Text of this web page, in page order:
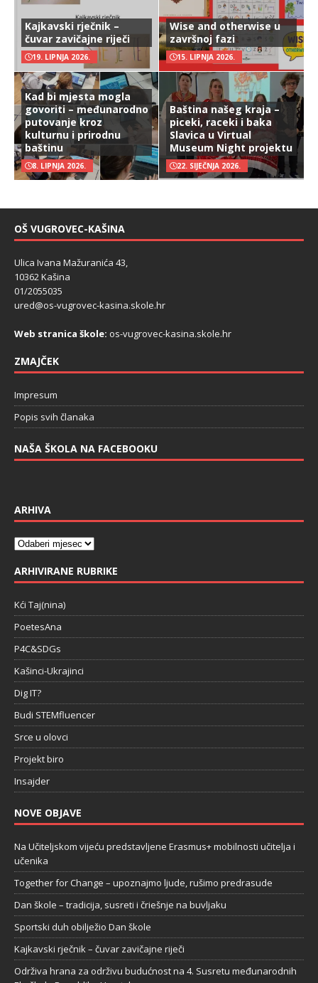
Kajkavski rječnik –
čuvar zavičajne riječi
19. LIPNJA 2026.
Wise and otherwise u
završnoj fazi
15. LIPNJA 2026.
Kad bi mjesta mogla
govoriti – međunarodno
putovanje kroz
kulturnu i prirodnu
baštinu
8. LIPNJA 2026.
Baština našeg kraja –
piceki, raceki i baka
Slavica u Virtual
Museum Night projektu
22. SIJEČNJA 2026.
OŠ VUGROVEC-KAŠINA
Ulica Ivana Mažuranića 43,
10362 Kašina
01/2055035
ured@os-vugrovec-kasina.skole.hr
Web stranica škole: os-vugrovec-kasina.skole.hr
ZMAJČEK
Impresum
Popis svih članaka
NAŠA ŠKOLA NA FACEBOOKU
ARHIVA
ARHIVIRANE RUBRIKE
Kći Taj(nina)
PoetesAna
P4C&SDGs
Kašinci-Ukrajinci
Dig IT?
Budi STEMfluencer
Srce u olovci
Projekt biro
Insajder
NOVE OBJAVE
Na Učiteljskom vijeću predstavljene Erasmus+ mobilnosti učitelja i
učenika
Together for Change – upoznajmo ljude, rušimo predrasude
Dan škole – tradicija, susreti i čriešnje na buvljaku
Sportski duh obilježio Dan škole
Kajkavski rječnik – čuvar zavičajne riječi
Održiva hrana za održivu budućnost na 4. Susretu međunarodnih